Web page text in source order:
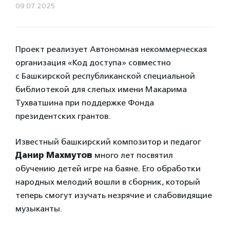
09.07.2025
Проект реализует Автономная некоммерческая
организация «Код доступа» совместно
с Башкирской республиканской специальной
библиотекой для слепых имени Макарима
Тухватшина при поддержке Фонда
президентских грантов.
Известный башкирский композитор и педагог
Данир Махмутов много лет посвятил
обучению детей игре на баяне. Его обработки
народных мелодий вошли в сборник, который
теперь смогут изучать незрячие и слабовидящие
музыканты.